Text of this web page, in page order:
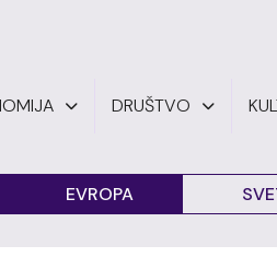
DRUŠTVO
EVROPA